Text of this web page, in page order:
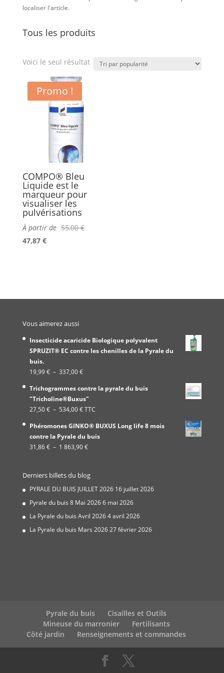
localiser l'article.
Tous les produits
Voici le seul résultat
Promo !
COMPO® Bleu
Liquide est le
marqueur pour
visualiser les
pulvérisations
À partir de 55,00€
47,87 €
Vous aimerez aussi
Insecticide acaricide Biologique polyvalent
SPRUZIT® EC contre les chenilles de la Pyrale du
buis.
19,99€ – 337,00€Plage
prix :
19,99 €
à
337,00 €
Trichogrammes contre la pyrale du buis
"Tricholine®Buxus"
27,50€ – 534,00€Plage
prix :
27,50 €
à
TTC
Phéromones GINKO® BUXUS Long life 8 mois
contre la Pyrale du buis
31,86€ – 1 863,90€Plage
31,86 €
à
1
Derniers billets du blog
PYRALE DU BUIS JUILLET 2026 16 juillet 2026
Pyrale du buis 8 Mai 20266 mai 2026
La Pyrale du buis Avril 20264 avril 2026
La Pyrale du buis Mars 202627 février 2026
Pyrale du buis
Cisailles et Outils
Mineuse du marronier
Fertilisants
Côté jardin
Renseignements et commandes